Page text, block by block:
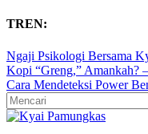
TREN:
Ngaji Psikologi Bersama
Kopi “Greng,” Amankah?
Cara Mendeteksi Power